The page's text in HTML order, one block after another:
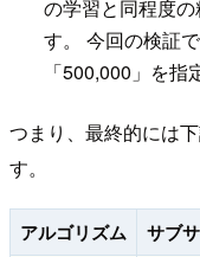
の学習と同程度
す。 今回の検証
「500,000」を指
つまり、最終的には
す。
アルゴリズム サブ